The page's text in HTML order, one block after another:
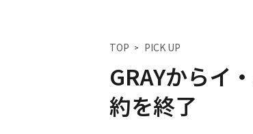
TOP PICK UP
GRAYからイ
約を終了